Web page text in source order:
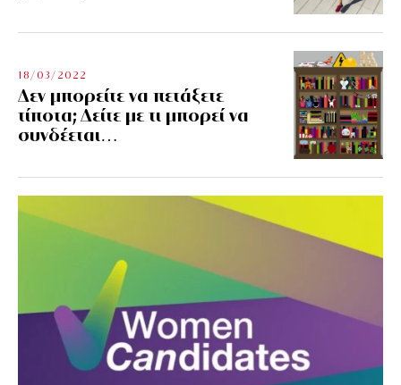
18/03/2022
Δεν μπορείτε να πετάξετε
τίποτα; Δείτε με τι μπορεί να
συνδέεται…